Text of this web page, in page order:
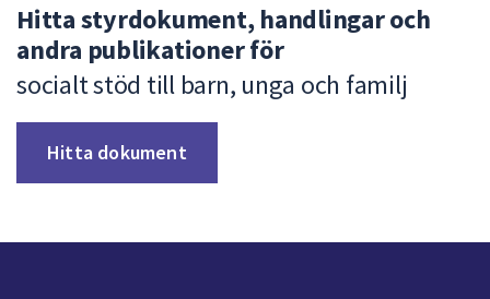
Hitta styrdokument, handlingar och
andra publikationer för
socialt stöd till barn, unga och familj
Hitta dokument